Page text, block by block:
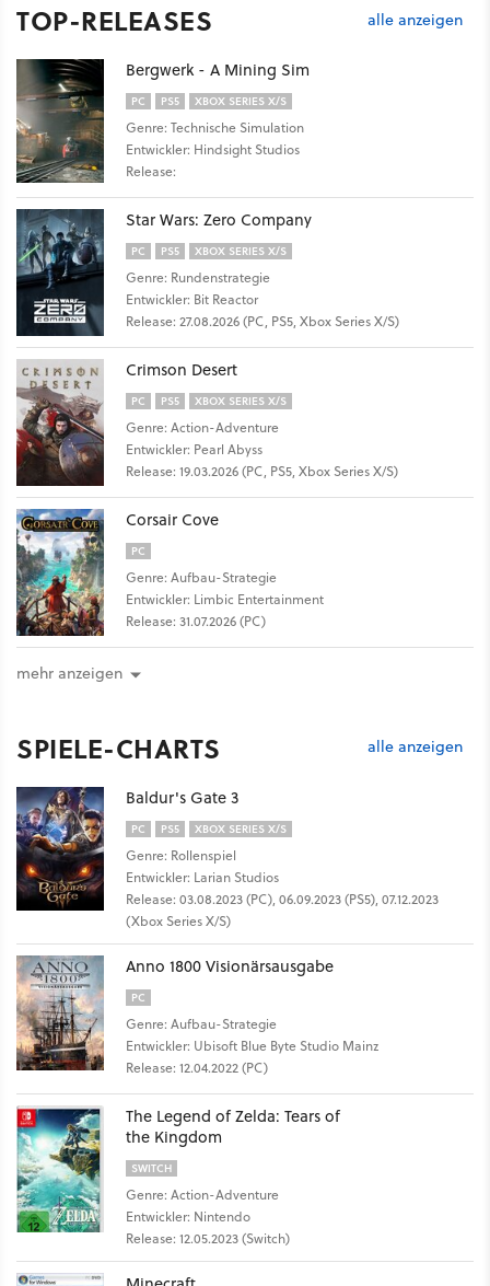
TOP-RELEASES alle anzeigen
Bergwerk - A Mining Sim
PC PS5 XBOX SERIES X/S
Genre: Technische Simulation
Entwickler: Hindsight Studios
Release:
Star Wars: Zero Company
PC PS5 XBOX SERIES X/S
Genre: Rundenstrategie
Entwickler: Bit Reactor
Release: 27.08.2026 (PC, PS5, Xbox Series X/S)
Crimson Desert
PC PS5 XBOX SERIES X/S
Genre: Action-Adventure
Entwickler: Pearl Abyss
Release: 19.03.2026 (PC, PS5, Xbox Series X/S)
Corsair Cove
PC
Genre: Aufbau-Strategie
Entwickler: Limbic Entertainment
Release: 31.07.2026 (PC)
mehr anzeigen
SPIELE-CHARTS alle anzeigen
Baldur's Gate 3
PC PS5 XBOX SERIES X/S
Genre: Rollenspiel
Entwickler: Larian Studios
Release: 03.08.2023 (PC), 06.09.2023 (PS5), 07.12.2023
(Xbox Series X/S)
Anno 1800 Visionärsausgabe
PC
Genre: Aufbau-Strategie
Entwickler: Ubisoft Blue Byte Studio Mainz
Release: 12.04.2022 (PC)
The Legend of Zelda: Tears of
the Kingdom
SWITCH
Genre: Action-Adventure
Entwickler: Nintendo
Release: 12.05.2023 (Switch)